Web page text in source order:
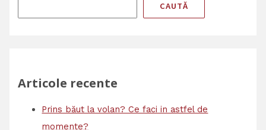
CAUTĂ
Articole recente
Prins băut la volan? Ce faci in astfel de
momente?